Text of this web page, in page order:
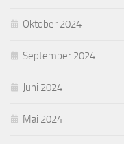
Oktober 2024
September 2024
Juni 2024
Mai 2024